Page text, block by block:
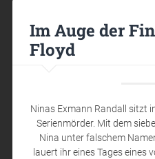
Im Auge der
Floyd
Ninas Exmann Randall sitzt
Serienmörder. Mit dem
Nina unter falschem
lauert ihr eines Tages eines